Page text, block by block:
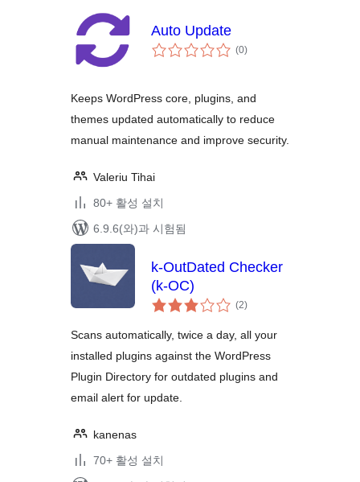
Auto Update
(0전
체)
Keeps WordPress core, plugins, and
themes updated automatically to reduce
manual maintenance and improve security.
Valeriu Tihai
80+ 활성 설치
6.9.6(와)과 시험됨
k-OutDated Checker
(k-OC)
(2전
체
점
)
Scans automatically, twice a day, all your
installed plugins against the WordPress
Plugin Directory for outdated plugins and
email alert for update.
kanenas
70+ 활성 설치